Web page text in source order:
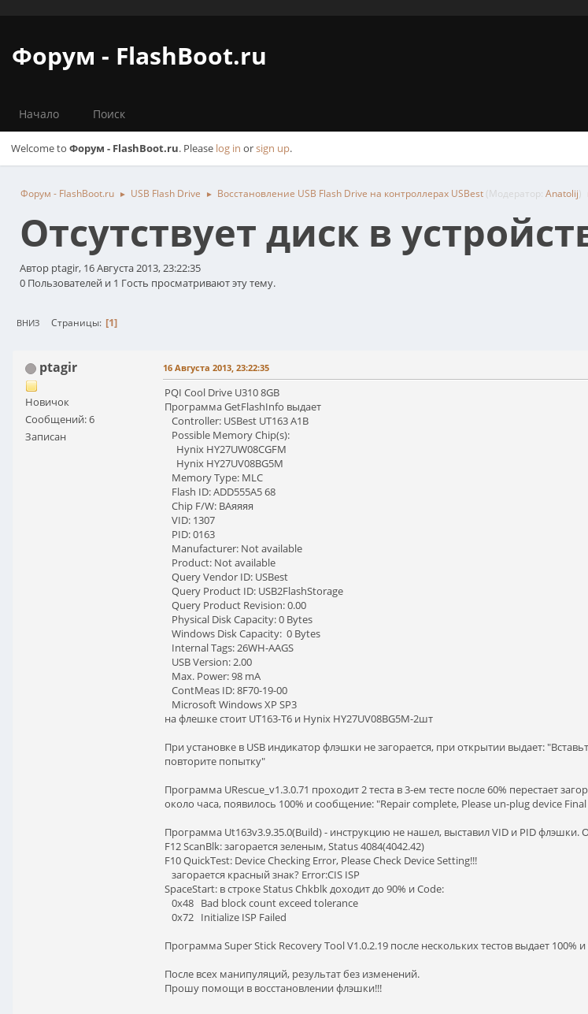
Форум - FlashBoot.ru
Начало Поиск
Welcome to Форум - FlashBoot.ru. Please log in orsign up.
Форум - FlashBoot.ru ► USB Flash Drive ► Восстановление USB Flash Drive на контроллерах USBest (Модератор: Anatolij)
Отсутствует диск в
Автор ptagir, 16 Августа 2013, 23:22:35
0 Пользователей и 1 Гость просматривают эту тему.
ВНИЗ Страницы 1
ptagir
Новичок
Сообщений: 6
Записан
16 Августа 2013, 23:22:35
PQI Cool Drive U310 8GB
Программа GetFlashInfo выдает
Controller: USBest UT163 A1B
Possible Memory Chip(s):
Hynix HY27UW08CGFM
Hynix HY27UV08BG5M
Memory Type: MLC
Flash ID: ADD555A5 68
Chip F/W: BAяяяя
VID: 1307
PID: 0163
Manufacturer: Not available
Product: Not available
Query Vendor ID: USBest
Query Product ID: USB2FlashStorage
Query Product Revision: 0.00
Physical Disk Capacity: 0 Bytes
Windows Disk Capacity: 0 Bytes
Internal Tags: 26WH-AAGS
USB Version: 2.00
Max. Power: 98 mA
ContMeas ID: 8F70-19-00
Microsoft Windows XP SP3
на флешке стоит UT163-T6 и Hynix HY27UV08BG5M-2шт
При установке в USB индикатор флэшки не загорается, при открытии выдает:
повторите попытку"
Программа URescue_v1.3.0.71 проходит 2 теста в 3-ем тесте после 60% перестает
около часа, появилось 100% и сообщение: "Repair complete, Please un-plug device
Программа Ut163v3.9.35.0(Build) - инструкцию не нашел, выставил VID и PID флэшки.
F12 ScanBlk: загорается зеленым, Status 4084(4042.42)
F10 QuickTest: Device Checking Error, Please Check Device Setting!!!
загорается красный знак? Error:CIS ISP
SpaceStart: в строке Status Chkblk доходит до 90% и Code:
0x48 Bad block count exceed tolerance
0x72 Initialize ISP Failed
Программа Super Stick Recovery Tool V1.0.2.19 после нескольких тестов выдает 100%
После всех манипуляций, результат без изменений.
Прошу помощи в восстановлении флэшки!!!